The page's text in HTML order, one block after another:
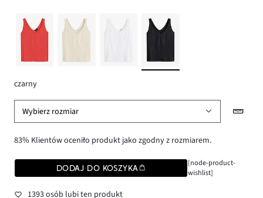
czarny
Wybierz rozmiar
83% Klientów oceniło produkt jako zgodny z rozmiarem.
DODAJ DO KOSZYKA
[node-product-
wishlist]
1393 osób lubi ten produkt